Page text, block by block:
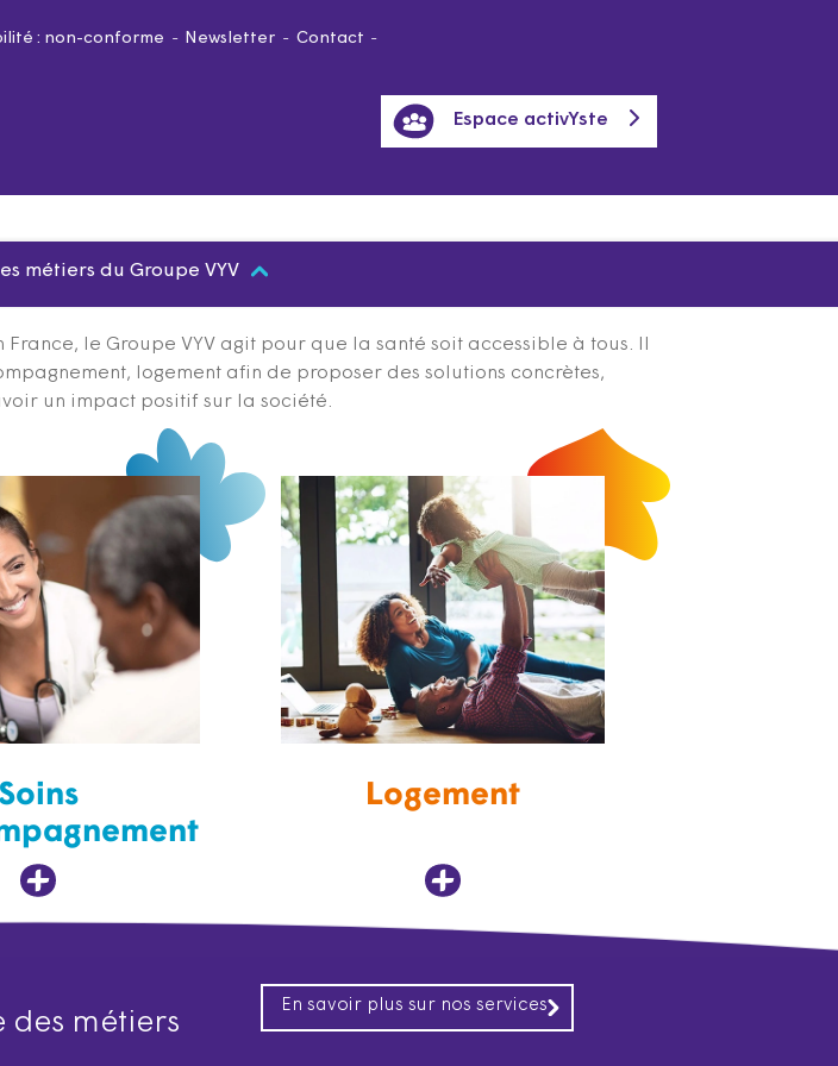
: non-conforme Newsletter Contact
Espace activYste
métiers du Groupe VYV
le Groupe VYV agit pour que la santé soit accessible à tous. Il
logement afin de proposer des solutions concrètes,
un impact positif sur la société.
Logement
des métiers
En savoir plus sur nos services